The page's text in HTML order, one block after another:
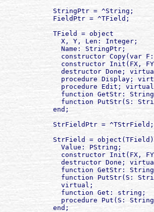
             StringPtr = ^String;
             FieldPtr = ^TField;
             TField = object
               X, Y, Len: Integer;
               Name: StringPtr;
constructor Copy(var
constructor Init(FX,
destructor Done;
procedure Display;
procedure Edit;
function GetStr:
function PutStr(S:
             end;
             StrFieldPtr = ^TStrField;
             StrField = object(TField)
               Value: PString;
constructor Init(FX,
destructor Done;
function GetStr:
function PutStr(S:
               virtual;
               function Get: string;
procedure Put(S:
             end;